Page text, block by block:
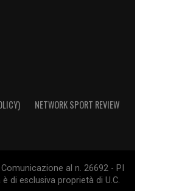
NETWORK SPORT REVIEW
al n. 26692 - PI
di esclusiva proprietà di U.C.